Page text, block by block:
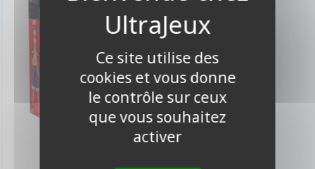
29,90 €
Ce site utilise des
cookies et vous donne
le contrôle sur ceux
que vous souhaitez
activer